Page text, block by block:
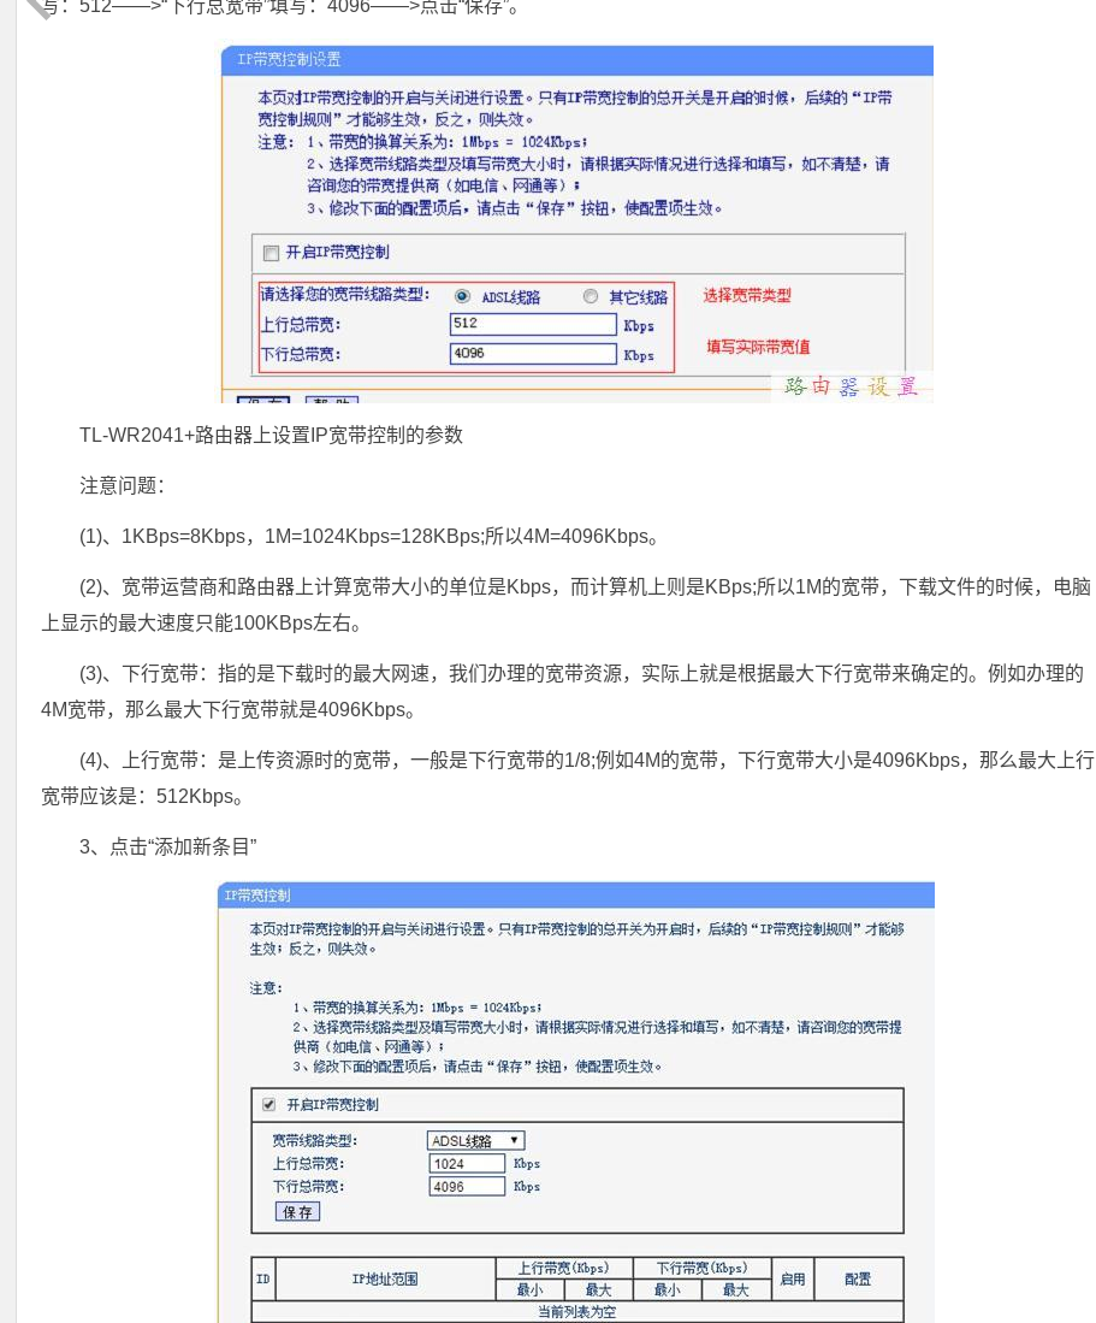
写：512——>“下行总宽带”填写：4096——>点击“保存”。
TL-WR2041+路由器上设置IP宽带控制的参数
注意问题：
(1)、1KBps=8Kbps，1M=1024Kbps=128KBps;所以4M=4096Kbps。
(2)、宽带运营商和路由器上计算宽带大小的单位是Kbps，而计算机上则是KBps;所以1M的宽带，下载文件的时候，电脑
上显示的最大速度只能100KBps左右。
(3)、下行宽带：指的是下载时的最大网速，我们办理的宽带资源，实际上就是根据最大下行宽带来确定的。例如办理的
4M宽带，那么最大下行宽带就是4096Kbps。
(4)、上行宽带：是上传资源时的宽带，一般是下行宽带的1/8;例如4M的宽带，下行宽带大小是4096Kbps，那么最大上行
宽带应该是：512Kbps。
3、点击“添加新条目”